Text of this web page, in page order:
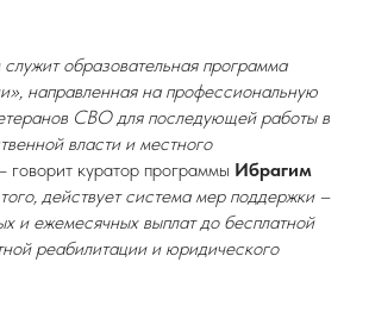
образовательная программа
направленная на профессиональную
СВО для последующей работы в
власти и местного
говорит куратор программы Ибрагим
действует система мер поддержки –
и ежемесячных выплат до бесплатной
реабилитации и юридического